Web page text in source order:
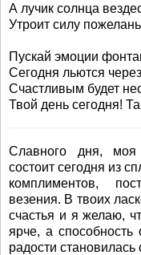
А лучик солнца
Утроит силу
Пускай эмоции
Сегодня льются
Счастливым будет
Твой день сегодня!
Славного дня,
состоит сегодня из
комплиментов,
везения. В твоих
счастья и я желаю,
ярче, а
радости